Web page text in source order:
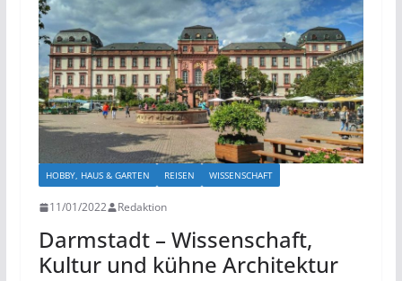
HOBBY, HAUS & GARTEN REISEN WISSENSCHAFT
11/01/2022 Redaktion
Darmstadt – Wissenschaft,
Kultur und kühne Architektur